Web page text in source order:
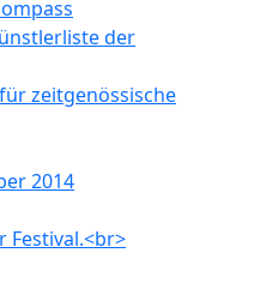
der
für zeitgenössische
2014
Festival.<br>